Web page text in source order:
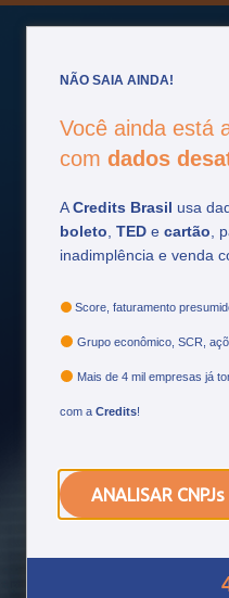
NÃO SAIA AINDA!
Você ainda está
com dados
ACredits Brasil usa
boleto TED e cartão ,
inadimplência e venda
Score, faturamento
Grupo econômico, SCR,
Mais de 4 mil empresas já
com a Credits!
ANALISAR
Fique por
financeiro e tome